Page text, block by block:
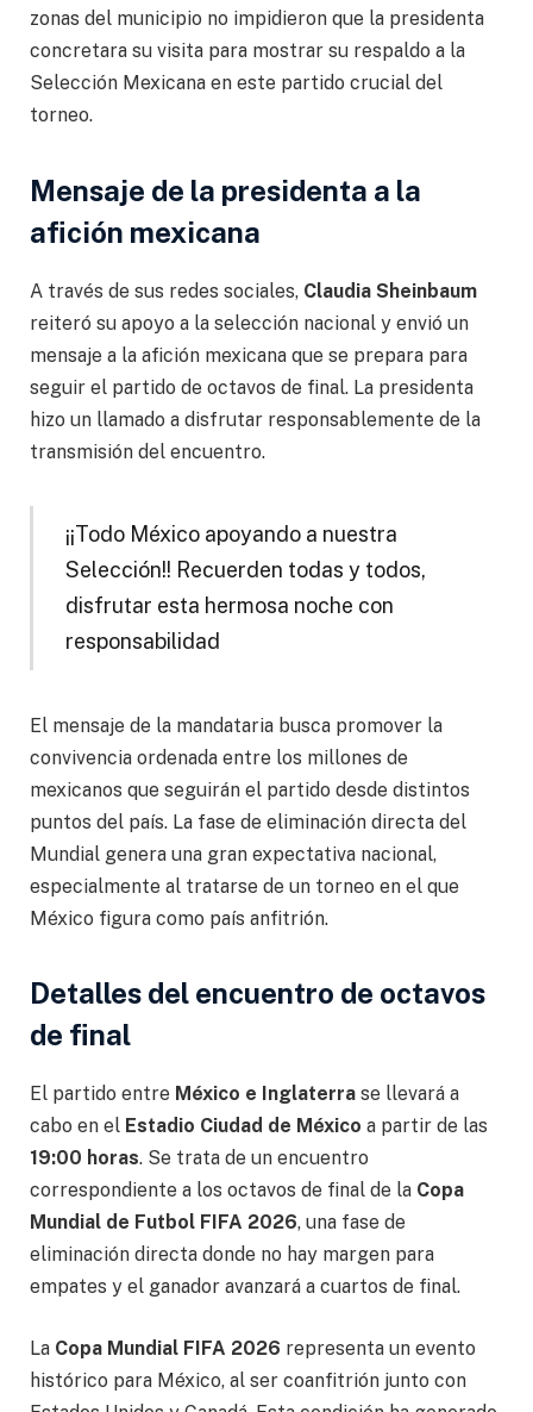
zonas del municipio no impidieron que la presidenta
concretara su visita para mostrar su respaldo a la
Selección Mexicana en este partido crucial del
torneo.
Mensaje de la presidenta a la
afición mexicana
A través de sus redes sociales, Claudia Sheinbaum
reiteró su apoyo a la selección nacional y envió un
mensaje a la afición mexicana que se prepara para
seguir el partido de octavos de final. La presidenta
hizo un llamado a disfrutar responsablemente de la
transmisión del encuentro.
¡¡Todo México apoyando a nuestra
Selección!! Recuerden todas y todos,
disfrutar esta hermosa noche con
responsabilidad
El mensaje de la mandataria busca promover la
convivencia ordenada entre los millones de
mexicanos que seguirán el partido desde distintos
puntos del país. La fase de eliminación directa del
Mundial genera una gran expectativa nacional,
especialmente al tratarse de un torneo en el que
México figura como país anfitrión.
Detalles del encuentro de octavos
de final
El partido entre México e Inglaterra se llevará a
cabo en el Estadio Ciudad de México a partir de las
19:00 horas. Se trata de un encuentro
correspondiente a los octavos de final de la Copa
Mundial de Futbol FIFA 2026, una fase de
eliminación directa donde no hay margen para
empates y el ganador avanzará a cuartos de final.
La Copa Mundial FIFA 2026 representa un evento
histórico para México, al ser coanfitrión junto con